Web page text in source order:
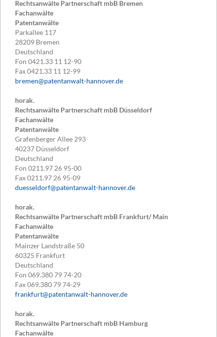
Rechtsanwälte Partnerschaft mbB Bremen
Fachanwälte
Patentanwälte
Parkallee 117
28209 Bremen
Deutschland
Fon 0421.33 11 12-90
Fax0421.33 11 12-99
bremen@patentanwalt-hannover.de
horak.
Rechtsanwälte Partnerschaft mbB Düsseldorf
Fachanwälte
Patentanwälte
Grafenberger Allee 293
40237 Düsseldorf
Deutschland
Fon 0211.97 26 95-00
Fax0211.97 26 95-09
duesseldorf@patentanwalt-hannover.de
horak.
Rechtsanwälte Partnerschaft mbB Frankfurt/ Main
Fachanwälte
Patentanwälte
Mainzer Landstraße 50
60325 Frankfurt
Deutschland
Fon 069.380 79 74-20
Fax069.380 79 74-29
frankfurt@patentanwalt-hannover.de
horak.
Rechtsanwälte Partnerschaft mbB Hamburg
Fachanwälte